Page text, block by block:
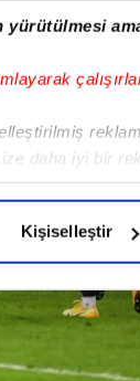
daha iyi bir
ve
takdirde,
olup gerekli
işlevsel
Kişiselleştir